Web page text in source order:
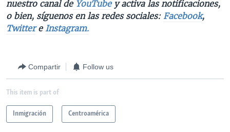
nuestro canal deYouTubey activa las notificaciones,
o bien, síguenos en las redes sociales: Facebook,
Twittere Instagram.
Compartir Follow us
This item is part of
Inmigración Centroamérica